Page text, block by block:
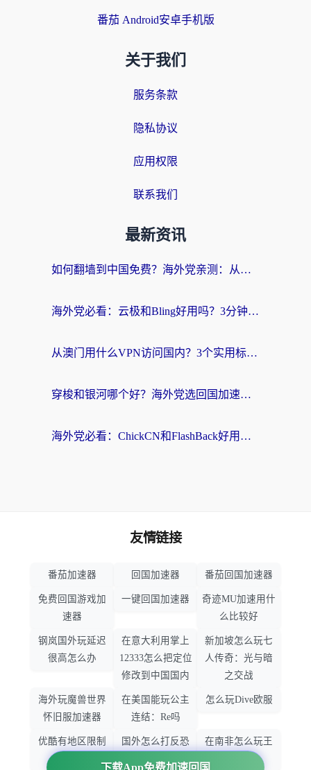
番茄 Android安卓手机版
关于我们
服务条款
隐私协议
应用权限
联系我们
最新资讯
如何翻墙到中国免费？海外党亲测：从踩坑到选对加速器的全攻略
海外党必看：云极和Bling好用吗？3分钟教你选对回国加速器
从澳门用什么VPN访问国内？3个实用标准帮你避开坑，无缝刷剧听歌
穿梭和银河哪个好？海外党选回国加速器的避坑指南，附番茄加速器实测体验
海外党必看：ChickCN和FlashBack好用吗？3招教你选对回国加速器（附云极、HomeCN、斧牛vs艾果对比）
下载App免费加速回国
友情链接
番茄加速器 回国加速器 番茄回国加速器
免费回国游戏加
速器
一键回国加速器
奇迹MU加速用什
么比较好
钢岚国外玩延迟
很高怎么办
在意大利用掌上
12333怎么把定位
修改到中国国内
新加坡怎么玩七
人传奇：光与暗
之交战
海外玩魔兽世界
怀旧服加速器
在美国能玩公主
连结：Re吗
怎么玩Dive欧服
优酷有地区限制
国外怎么打反恐
精英：全球攻势
在南非怎么玩王